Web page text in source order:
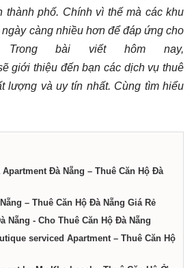
thành phố. Chính vì thế mà các khu
càng nhiều hơn để đáp ứng cho
bài viết hôm nay,
giới thiệu đến bạn các dịch vụ thuê
lượng và uy tín nhất. Cùng tìm hiểu
Đà Nẵng – Thuê Căn Hộ Đà
– Thuê Căn Hộ Đà Nẵng Giá Rẻ
Nẵng - Cho Thuê Căn Hộ Đà Nẵng
serviced Apartment – Thuê Căn Hộ